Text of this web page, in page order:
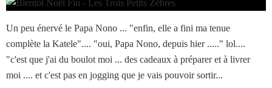
Un peu énervé le Papa Nono ... "enfin, elle a fini ma tenue
complète la Katele".... "oui, Papa Nono, depuis hier ....." lol....
"c'est que j'ai du boulot moi ... des cadeaux à préparer et à livrer
moi .... et c'est pas en jogging que je vais pouvoir sortir...